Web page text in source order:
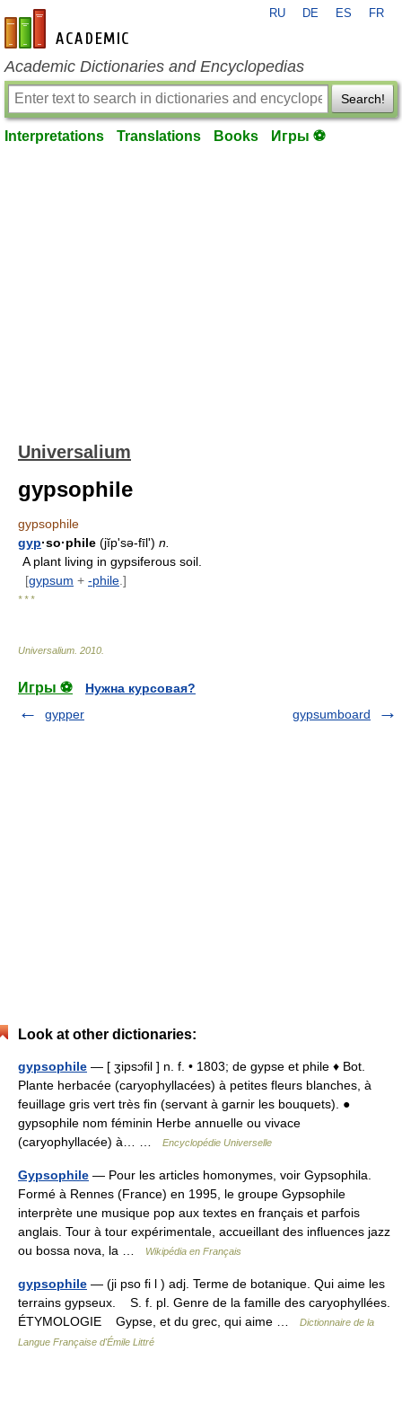
en-academic.com
RU DE ES FR
Academic Dictionaries and Encyclopedias
Search!
Interpretations Translations Books Игры ⚽
Universalium
gypsophile
gypsophile
gyp·so·phile (jĭpʹsə-fīl') n.
A plant living in gypsiferous soil.
[gypsum + -phile .]
* * *
Universalium 2010
Игры ⚽
Нужна курсовая?
gypper
gypsumboard
Look at other dictionaries:
gypsophile — [ ʒipsɔfil ] n. f. • 1803; de gypse et phile ♦ Bot.
Plante herbacée (caryophyllacées) à petites fleurs blanches, à
feuillage gris vert très fin (servant à garnir les bouquets). ●
gypsophile nom féminin Herbe annuelle ou vivace
(caryophyllacée) à… …
Encyclopédie Universelle
Gypsophile — Pour les articles homonymes, voir Gypsophila.
Formé à Rennes (France) en 1995, le groupe Gypsophile
interprète une musique pop aux textes en français et parfois
anglais. Tour à tour expérimentale, accueillant des influences jazz
ou bossa nova, la …
Wikipédia en Français
gypsophile — (ji pso fi l ) adj. Terme de botanique. Qui aime les
terrains gypseux. S. f. pl. Genre de la famille des caryophyllées.
ÉTYMOLOGIE Gypse, et du grec, qui aime …
Dictionnaire de la
Langue Française d'Émile Littré